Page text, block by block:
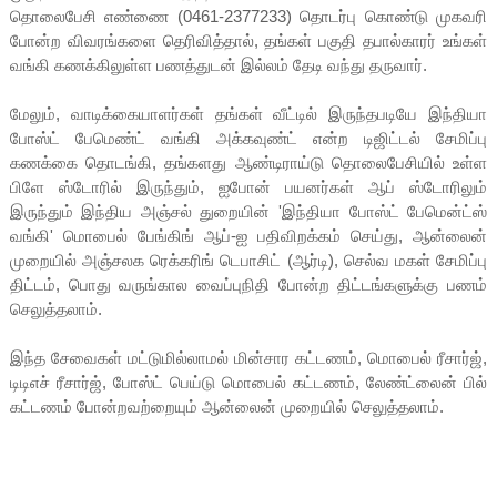
தொலைபேசி எண்ணை (0461-2377233) தொடர்பு கொண்டு முகவரி
போன்ற விவரங்களை தெரிவித்தால், தங்கள் பகுதி தபால்காரர் உங்கள்
வங்கி கணக்கிலுள்ள பணத்துடன் இல்லம் தேடி வந்து தருவார்.
மேலும், வாடிக்கையாளர்கள் தங்கள் வீட்டில் இருந்தபடியே இந்தியா
போஸ்ட் பேமெண்ட் வங்கி அக்கவுண்ட் என்ற டிஜிட்டல் சேமிப்பு
கணக்கை தொடங்கி, தங்களது ஆண்டிராய்டு தொலைபேசியில் உள்ள
பிளே ஸ்டோரில் இருந்தும், ஐபோன் பயனர்கள் ஆப் ஸ்டோரிலும்
இருந்தும் இந்திய அஞ்சல் துறையின் 'இந்தியா போஸ்ட் பேமென்ட்ஸ்
வங்கி' மொபைல் பேங்கிங் ஆப்-ஐ பதிவிறக்கம் செய்து, ஆன்லைன்
முறையில் அஞ்சலக ரெக்கரிங் டெபாசிட் (ஆர்டி), செல்வ மகள் சேமிப்பு
திட்டம், பொது வருங்கால வைப்புநிதி போன்ற திட்டங்களுக்கு பணம்
செலுத்தலாம்.
இந்த சேவைகள் மட்டுமில்லாமல் மின்சார கட்டணம், மொபைல் ரீசார்ஜ்,
டிடிஎச் ரீசார்ஜ், போஸ்ட் பெய்டு மொபைல் கட்டணம், லேண்ட்லைன் பில்
கட்டணம் போன்றவற்றையும் ஆன்லைன் முறையில் செலுத்தலாம்.